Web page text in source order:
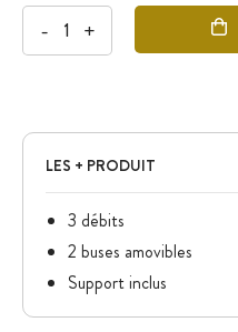
- +
LES + PRODUIT
3 débits
2 buses amovibles
Support inclus